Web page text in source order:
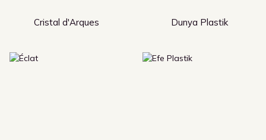
Cristal d'Arques Dunya Plastik